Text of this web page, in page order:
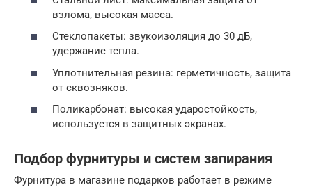
взлома, высокая масса.
Стеклопакеты: звукоизоляция до 30 дБ,
удержание тепла.
Уплотнительная резина: герметичность, защита
от сквозняков.
Поликарбонат: высокая ударостойкость,
используется в защитных экранах.
Подбор фурнитуры и систем запирания
Фурнитура в магазине подарков работает в режиме